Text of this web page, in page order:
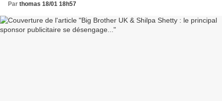
Par thomas 18/01 18h57